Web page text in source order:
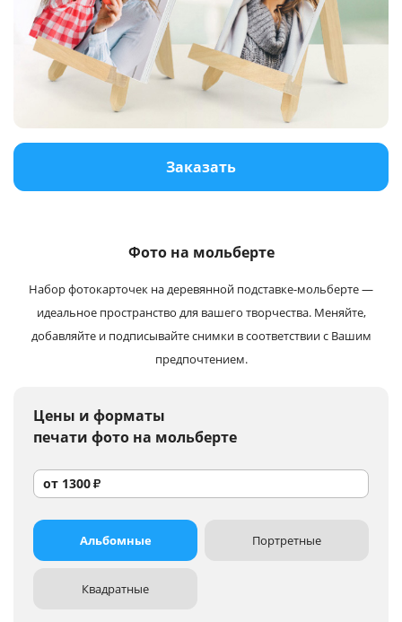
Багетная мастерская
Полиграфия
Услуги и сервис
Магазин
Заказать
Фото на мольберте
Набор фотокарточек на деревянной подставке-мольберте —
идеальное пространство для вашего творчества. Меняйте,
добавляйте и подписывайте снимки в соответствии с Вашим
предпочтением.
Цены и форматы
печати фото на мольберте
от 1300₽
Альбомные Портретные
Квадратные